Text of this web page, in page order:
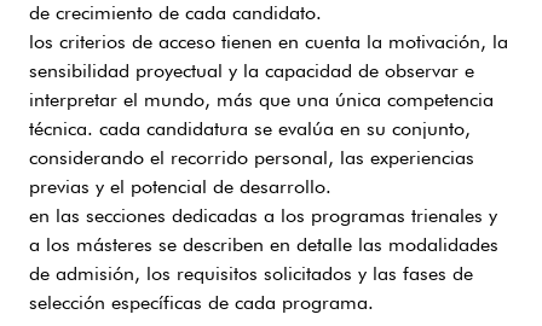
de crecimiento de cada candidato.
los criterios de acceso tienen en cuenta la motivación, la
sensibilidad proyectual y la capacidad de observar e
interpretar el mundo, más que una única competencia
técnica. cada candidatura se evalúa en su conjunto,
considerando el recorrido personal, las experiencias
previas y el potencial de desarrollo.
en las secciones dedicadas a los programas trienales y
a los másteres se describen en detalle las modalidades
de admisión, los requisitos solicitados y las fases de
selección específicas de cada programa.